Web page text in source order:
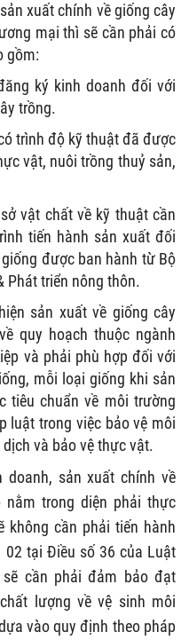
xuất chính về giống cây
mại thì sẽ cần phải có
gồm:
ký kinh doanh đối với
trồng.
trình độ kỹ thuật đã được
vật, nuôi trồng thuỷ sản,
vật chất về kỹ thuật cần
tiến hành sản xuất đối
được ban hành từ Bộ
Phát triển nông thôn.
sản xuất về giống cây
quy hoạch thuộc ngành
và phải phù hợp đối với
mỗi loại giống khi sản
tiêu chuẩn về môi trường
luật trong việc bảo vệ môi
và bảo vệ thực vật.
sản xuất chính về
trong diện phải thực
không cần phải tiến hành
tại Điều số 36 của Luật
cần phải đảm bảo đạt
lượng về vệ sinh môi
vào quy định theo pháp